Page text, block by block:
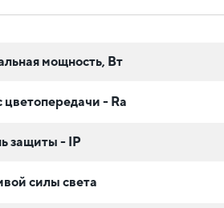
мощность, Вт
цветопередачи - Ra
защиты - IP
силы света